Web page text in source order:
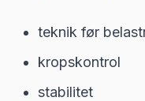
teknik før
kropskontrol
stabilitet